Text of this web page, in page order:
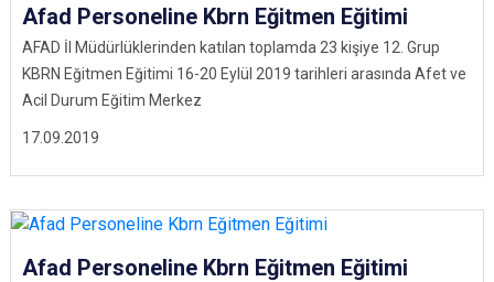
17.09.2019
Afad Personeline Kbrn Eğitmen Eğitimi
AFAD İl Müdürlüklerinden katılan toplamda 23 kişiye 12. Grup
KBRN Eğitmen Eğitimi 16-20 Eylül 2019 tarihleri arasında Afet ve
Acil Durum Eğitim Merkez
Afad Personeline Kbrn Eğitmen Eğitimi